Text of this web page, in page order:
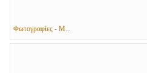
Φωτογραφίες - Μ...